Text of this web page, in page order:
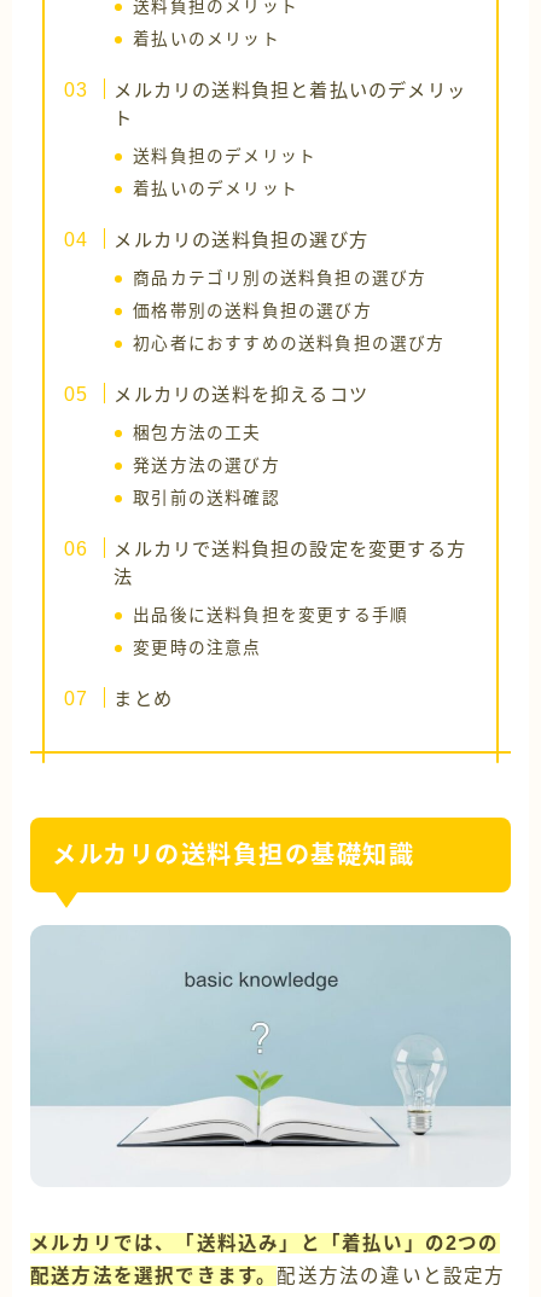
送料負担のメリット
着払いのメリット
メルカリの送料負担と着払いのデメリッ
ト
送料負担のデメリット
着払いのデメリット
メルカリの送料負担の選び方
商品カテゴリ別の送料負担の選び方
価格帯別の送料負担の選び方
初心者におすすめの送料負担の選び方
メルカリの送料を抑えるコツ
梱包方法の工夫
発送方法の選び方
取引前の送料確認
メルカリで送料負担の設定を変更する方
法
出品後に送料負担を変更する手順
変更時の注意点
まとめ
メルカリの送料負担の基礎知識
メルカリでは、「送料込み」と「着払い」の2つの
配送方法を選択できます。 配送方法の違いと設定方